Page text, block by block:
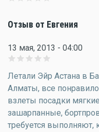
Отзыв от Евгения
13 мая, 2013 - 04:00
Летали Эйр Астана в
Алматы, все
взлеты посадки
зашарпанные,
требуется